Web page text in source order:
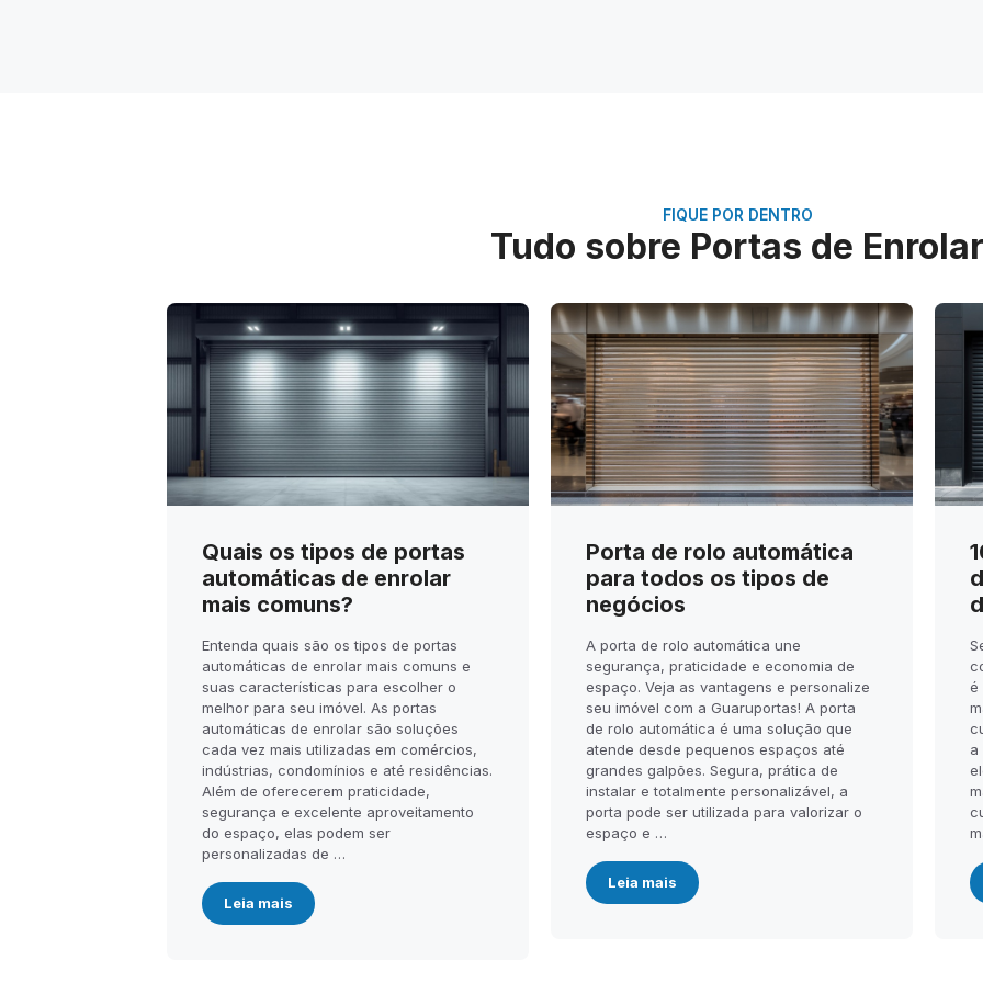
FIQUE POR DENTRO
Tudo sobre Portas de Enrolar
Quais os tipos de portas
automáticas de enrolar
mais comuns?
Entenda quais são os tipos de portas
automáticas de enrolar mais comuns e
suas características para escolher o
melhor para seu imóvel. As portas
automáticas de enrolar são soluções
cada vez mais utilizadas em comércios,
indústrias, condomínios e até residências.
Além de oferecerem praticidade,
segurança e excelente aproveitamento
do espaço, elas podem ser
personalizadas de …
Leia mais
Porta de rolo automática
para todos os tipos de
negócios
A porta de rolo automática une
segurança, praticidade e economia de
espaço. Veja as vantagens e personalize
seu imóvel com a Guaruportas! A porta
de rolo automática é uma solução que
atende desde pequenos espaços até
grandes galpões. Segura, prática de
instalar e totalmente personalizável, a
porta pode ser utilizada para valorizar o
espaço e …
Leia mais
é
a